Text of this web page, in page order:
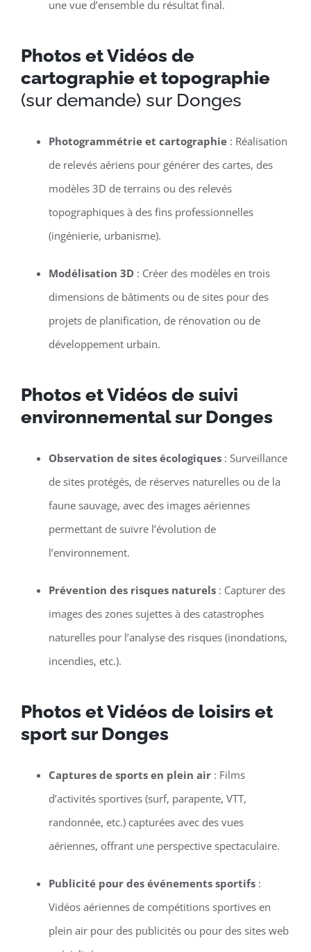
une vue d’ensemble du résultat final.
Photos et Vidéos de
cartographie et topographie
(sur demande) sur Donges
Photogrammétrie et cartographie: Réalisation
de relevés aériens pour générer des cartes, des
modèles 3D de terrains ou des relevés
topographiques à des fins professionnelles
(ingénierie, urbanisme).
Modélisation 3D: Créer des modèles en trois
dimensions de bâtiments ou de sites pour des
projets de planification, de rénovation ou de
développement urbain.
Photos et Vidéos de suivi
environnemental sur Donges
Observation de sites écologiques: Surveillance
de sites protégés, de réserves naturelles ou de la
faune sauvage, avec des images aériennes
permettant de suivre l’évolution de
l’environnement.
Prévention des risques naturels: Capturer des
images des zones sujettes à des catastrophes
naturelles pour l’analyse des risques (inondations,
incendies, etc.).
Photos et Vidéos de loisirs et
sport sur Donges
Captures de sports en plein air: Films
d’activités sportives (surf, parapente, VTT,
randonnée, etc.) capturées avec des vues
aériennes, offrant une perspective spectaculaire.
Publicité pour des événements sportifs:
Vidéos aériennes de compétitions sportives en
plein air pour des publicités ou pour des sites web